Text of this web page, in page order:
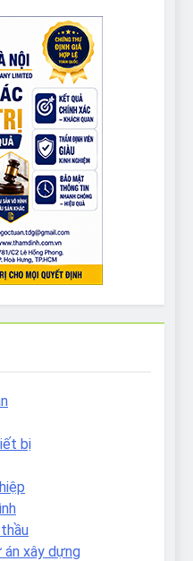
bị
án xây dựng